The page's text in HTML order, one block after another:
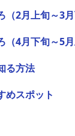
（2月上旬～3月
（4月下旬～5月
る方法
めスポット